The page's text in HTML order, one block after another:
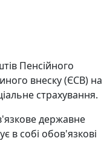
Пенсійного
внеску (ЄСВ) на
страхування.
державне
в собі обов'язкові